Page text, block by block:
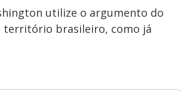
utilize o argumento do
território brasileiro, como já